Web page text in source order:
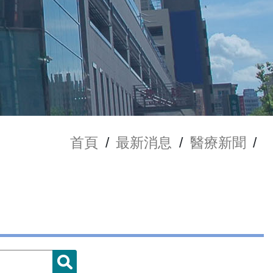
首頁 / 最新消息 / 醫療新聞 /